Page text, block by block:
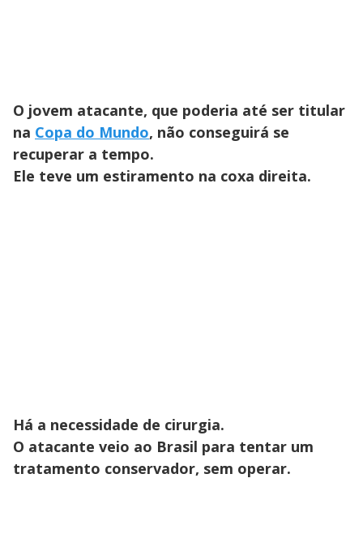
O jovem atacante, que poderia até ser titular
na Copa do Mundo, não conseguirá se
recuperar a tempo.
Ele teve um estiramento na coxa direita.
Há a necessidade de cirurgia.
O atacante veio ao Brasil para tentar um
tratamento conservador, sem operar.